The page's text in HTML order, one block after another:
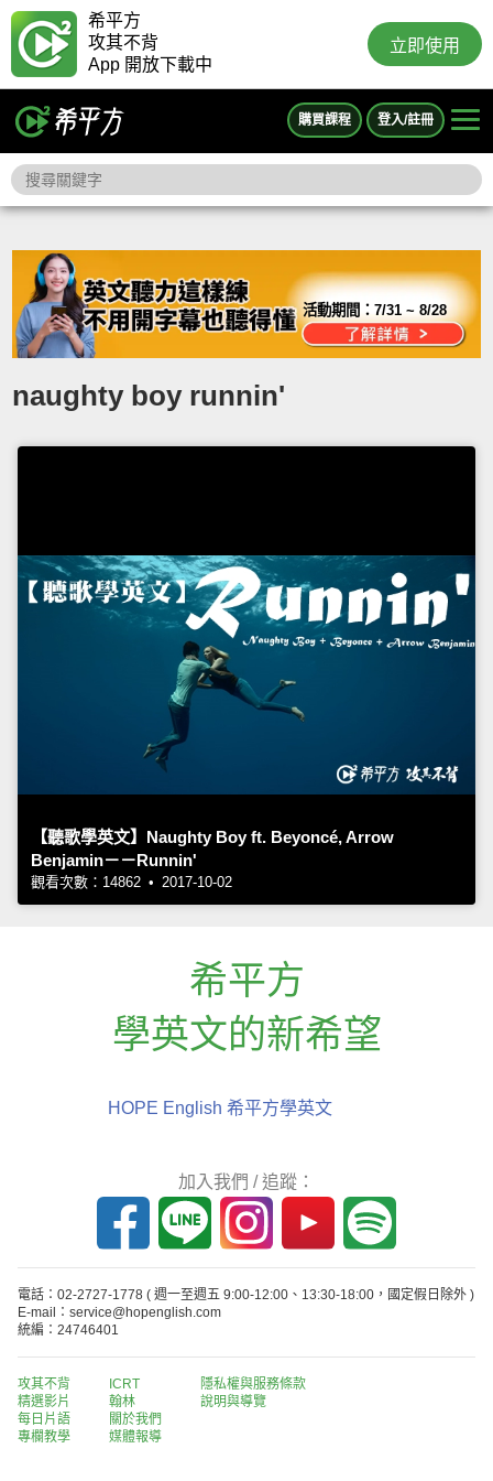
希平方
攻其不背
App 開放下載中
立即使用
購買課程 登入/註冊
活動期間：7/31 ~ 8/28
naughty boy runnin'
【聽歌學英文】Naughty Boy ft. Beyoncé, Arrow
Benjamin－－Runnin'
觀看次數：14862 • 2017-10-02
希平方
學英文的新希望
HOPE English 希平方學英文
加入我們 / 追蹤：
電話：02-2727-1778 ( 週一至週五 9:00-12:00、13:30-18:00，國定假日除外 )
E-mail：service@hopenglish.com
統編：24746401
攻其不背
精選影片
每日片語
專欄教學
ICRT
翰林
關於我們
媒體報導
隱私權與服務條款
說明與導覽